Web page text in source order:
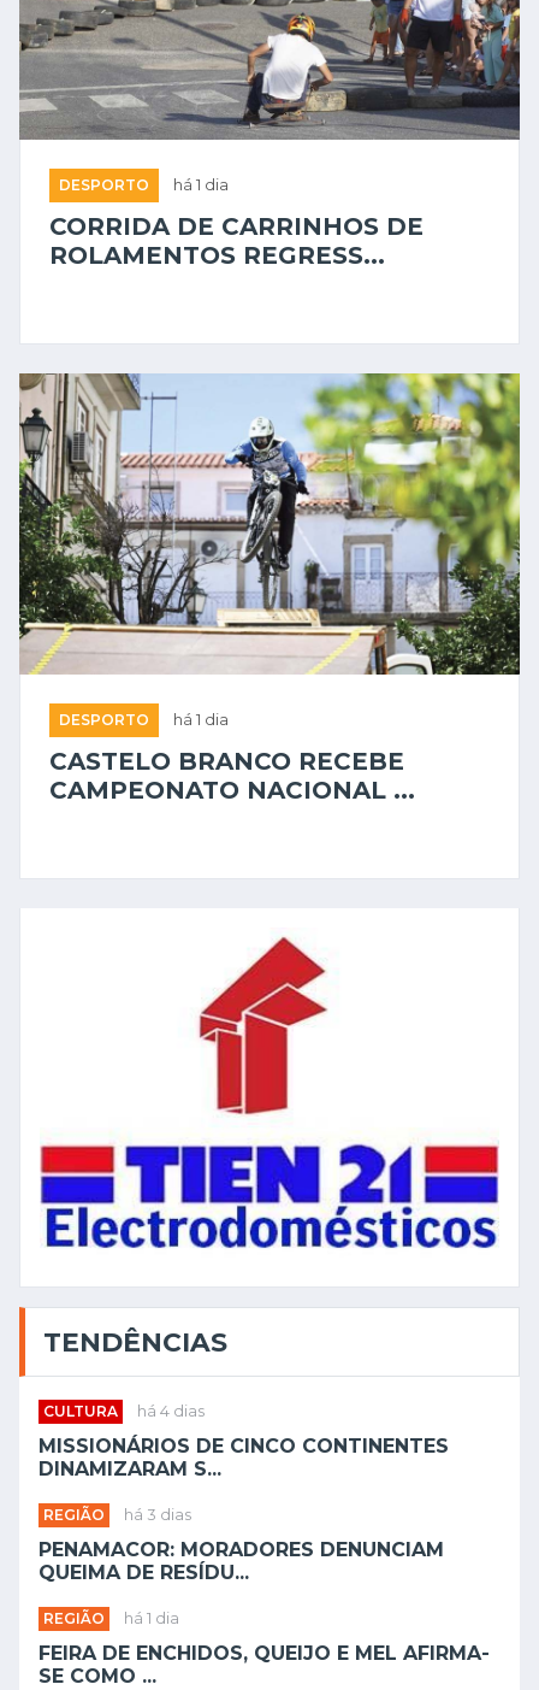
DESPORTO há 1 dia
CORRIDA DE CARRINHOS DE
ROLAMENTOS REGRESS...
DESPORTO há 1 dia
CASTELO BRANCO RECEBE
CAMPEONATO NACIONAL ...
TENDÊNCIAS
CULTURA há 4 dias
MISSIONÁRIOS DE CINCO CONTINENTES
DINAMIZARAM S...
REGIÃO há 3 dias
PENAMACOR: MORADORES DENUNCIAM
QUEIMA DE RESÍDU...
REGIÃO há 1 dia
FEIRA DE ENCHIDOS, QUEIJO E MEL AFIRMA-
SE COMO ...